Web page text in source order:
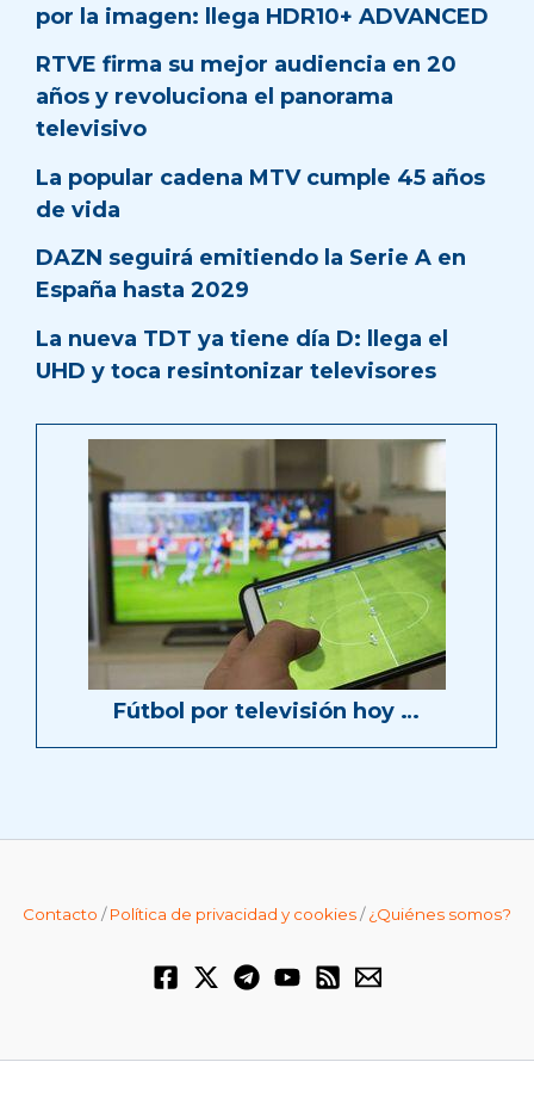
por la imagen: llega HDR10+ ADVANCED
RTVE firma su mejor audiencia en 20
años y revoluciona el panorama
televisivo
La popular cadena MTV cumple 45 años
de vida
DAZN seguirá emitiendo la Serie A en
España hasta 2029
La nueva TDT ya tiene día D: llega el
UHD y toca resintonizar televisores
Fútbol por televisión hoy …
Contacto /Política de privacidad y cookies/¿Quiénes somos?